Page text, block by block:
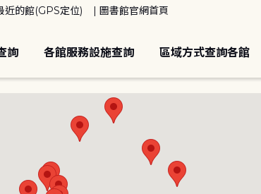
近的館(GPS定位) 圖書館官網首頁
詢 各館服務設施查詢 區域方式查詢各館